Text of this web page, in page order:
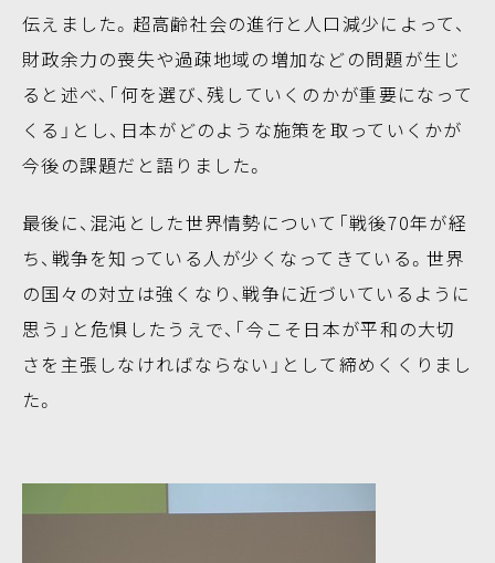
伝えました。超高齢社会の進行と人口減少によって、
財政余力の喪失や過疎地域の増加などの問題が生じ
ると述べ、「何を選び、残していくのかが重要になって
くる」とし、日本がどのような施策を取っていくかが
今後の課題だと語りました。
最後に、混沌とした世界情勢について「戦後70年が経
ち、戦争を知っている人が少くなってきている。世界
の国々の対立は強くなり、戦争に近づいているように
思う」と危惧したうえで、「今こそ日本が平和の大切
さを主張しなければならない」として締めくくりまし
た。